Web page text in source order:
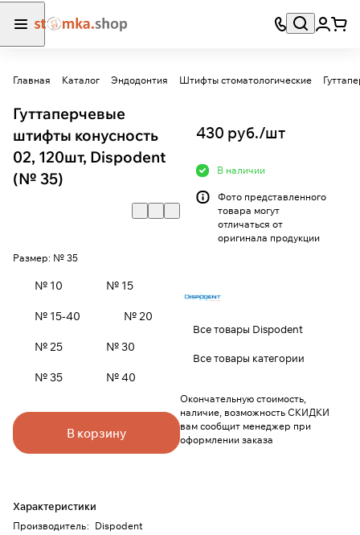
Главная Каталог Эндодонтия Штифты стоматологические
Гуттаперчевые
штифты конусность
02, 120шт, Dispodent
(№ 35)
Размер: № 35
№ 10 № 15
№ 15-40 № 20
№ 25 № 30
№ 35 № 40
В корзину
Характеристики
Производитель: Dispodent
430 руб./шт
В наличии
Фото представленного
товара могут
отличаться от
оригинала продукции
Все товары Dispodent
Все товары категории
Окончательную стоимость,
наличие, возможность СКИДКИ
вам сообщит менеджер при
оформлении заказа